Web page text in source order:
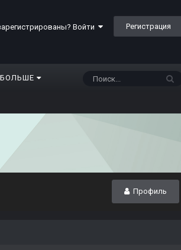
Войти Регистрация
БОЛЬШЕ
Профиль